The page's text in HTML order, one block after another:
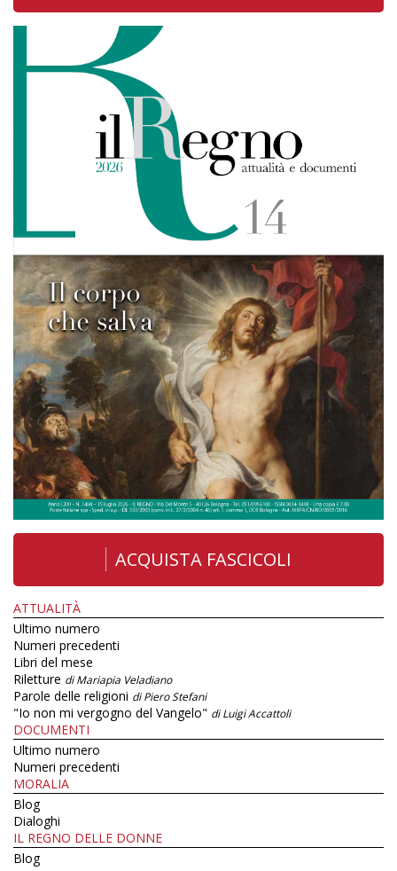
ACQUISTA FASCICOLI
ATTUALITÀ
Ultimo numero
Numeri precedenti
Libri del mese
Riletture di Mariapia Veladiano
Parole delle religioni di Piero Stefani
"Io non mi vergogno del Vangelo" di Luigi Accattoli
DOCUMENTI
Ultimo numero
Numeri precedenti
MORALIA
Blog
Dialoghi
IL REGNO DELLE DONNE
Blog